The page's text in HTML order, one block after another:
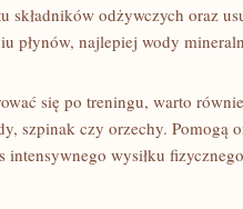
składników odżywczych oraz
płynów, najlepiej wody
się po treningu, warto
szpinak czy orzechy. ​Pomogą
intensywnego wysiłku